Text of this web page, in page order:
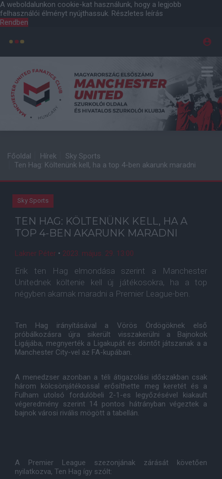
A weboldalunkon cookie-kat használunk, hogy a legjobb
felhasználói élményt nyújthassuk. Részletes leírás
Rendben
Főoldal Hírek
Sky Sports
Ten Hag: Költenünk kell, ha a top 4-ben akarunk maradni
Sky Sports
TEN HAG: KÖLTENÜNK KELL, HA A
TOP 4-BEN AKARUNK MARADNI
Lakner Péter • 2023. május. 29. 13:00
Erik ten Hag elmondása szerint a Manchester
Unitednek költenie kell új játékosokra, ha a top
négyben akarnak maradni a Premier League-ben.
Ten Hag irányításával a Vörös Ördögöknek első
próbálkozásra újra sikerült visszakerülni a Bajnokok
Ligájába, megnyerték a Ligakupát és döntőt játszanak a a
Manchester City-vel az FA-kupában.
A menedzser azonban a téli átigazolási időszakban csak
három kölcsönjátékossal erősíthette meg keretét és a
Fulham utolsó fordulóbeli 2-1-es legyőzésével kiakault
végeredmény szerint 14 pontos hátrányban végeztek a
bajnok városi rivális mögött a tabellán.
A Premier League szezonjának zárását követően
nyilatkozva, Ten Hag így szólt: